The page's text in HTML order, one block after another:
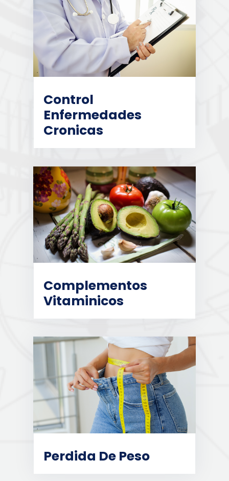
Control
Enfermedades
Cronicas
Complementos
Vitaminicos
Perdida De Peso